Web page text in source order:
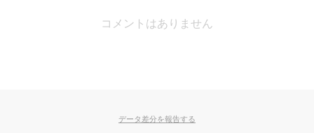
コメントはありません
データ差分を報告する